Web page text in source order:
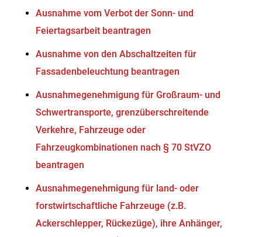
Ausnahme vom Verbot der Sonn- und
Feiertagsarbeit beantragen
Ausnahme von den Abschaltzeiten für
Fassadenbeleuchtung beantragen
Ausnahmegenehmigung für Großraum- und
Schwertransporte, grenzüberschreitende
Verkehre, Fahrzeuge oder
Fahrzeugkombinationen nach § 70 StVZO
beantragen
Ausnahmegenehmigung für land- oder
forstwirtschaftliche Fahrzeuge (z.B.
Ackerschlepper, Rückezüge), ihre Anhänger,